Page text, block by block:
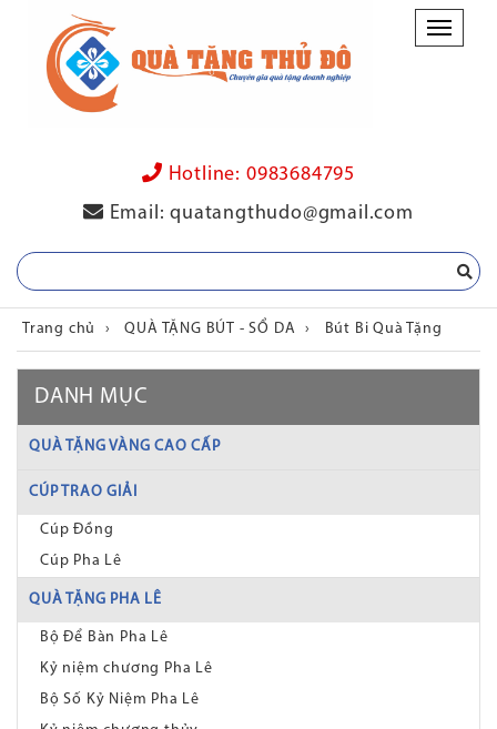
Danh
mục
Hotline: 0983684795
Email:quatangthudo@gmail.com
Trang chủ › QUÀ TẶNG BÚT - SỔ DA › Bút Bi Quà Tặng
DANH MỤC
QUÀ TẶNG VÀNG CAO CẤP
CÚP TRAO GIẢI
Cúp Đồng
Cúp Pha Lê
QUÀ TẶNG PHA LÊ
Bộ Để Bàn Pha Lê
Kỷ niệm chương Pha Lê
Bộ Số Kỷ Niệm Pha Lê